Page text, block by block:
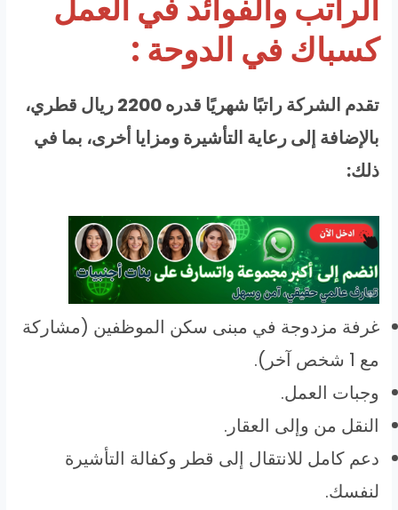
الراتب والفوائد في العمل
كسباك في الدوحة :
تقدم الشركة راتبًا شهريًا قدره 2200 ريال قطري،
بالإضافة إلى رعاية التأشيرة ومزايا أخرى، بما في
ذلك:
غرفة مزدوجة في مبنى سكن الموظفين (مشاركة
مع 1 شخص آخر).
وجبات العمل.
النقل من وإلى العقار.
دعم كامل للانتقال إلى قطر وكفالة التأشيرة
لنفسك.